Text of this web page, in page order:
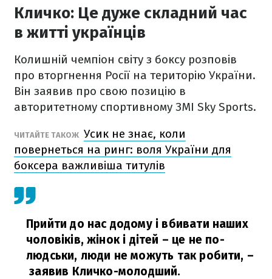
Кличко: Це дуже складний час
в житті українців
Колишній чемпіон світу з боксу розповів
про вторгнення Росії на територію України.
Він заявив про свою позицію в
авторитетному спортивному ЗМІ Sky Sports.
ЧИТАЙТЕ ТАКОЖ Усик не знає, коли
повернеться на ринг: воля України для
боксера важливіша титулів
Прийти до нас додому і вбивати наших
чоловіків, жінок і дітей – це не по-
людськи, люди не можуть так робити, –
заявив Кличко-молодший.